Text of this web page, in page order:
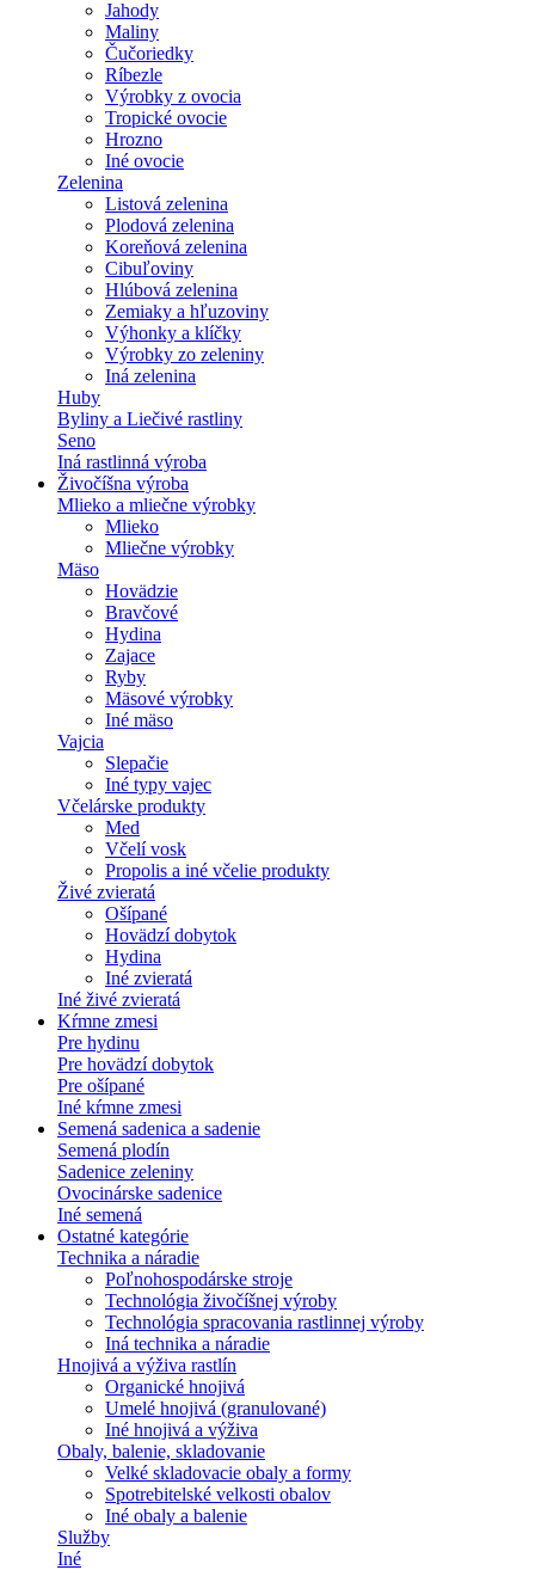
Jahody
Maliny
Čučoriedky
Ríbezle
Výrobky z ovocia
Tropické ovocie
Hrozno
Iné ovocie
Zelenina
Listová zelenina
Plodová zelenina
Koreňová zelenina
Cibuľoviny
Hlúbová zelenina
Zemiaky a hľuzoviny
Výhonky a klíčky
Výrobky zo zeleniny
Iná zelenina
Huby
Byliny a Liečivé rastliny
Seno
Iná rastlinná výroba
Živočíšna výroba
Mlieko a mliečne výrobky
Mlieko
Mliečne výrobky
Mäso
Hovädzie
Bravčové
Hydina
Zajace
Ryby
Mäsové výrobky
Iné mäso
Vajcia
Slepačie
Iné typy vajec
Včelárske produkty
Med
Včelí vosk
Propolis a iné včelie produkty
Živé zvieratá
Ošípané
Hovädzí dobytok
Hydina
Iné zvieratá
Iné živé zvieratá
Kŕmne zmesi
Pre hydinu
Pre hovädzí dobytok
Pre ošípané
Iné kŕmne zmesi
Semená sadenica a sadenie
Semená plodín
Sadenice zeleniny
Ovocinárske sadenice
Iné semená
Ostatné kategórie
Technika a náradie
Poľnohospodárske stroje
Technológia živočíšnej výroby
Technológia spracovania rastlinnej výroby
Iná technika a náradie
Hnojivá a výživa rastlín
Organické hnojivá
Umelé hnojivá (granulované)
Iné hnojivá a výživa
Obaly, balenie, skladovanie
Velké skladovacie obaly a formy
Spotrebitelské velkosti obalov
Iné obaly a balenie
Služby
Iné